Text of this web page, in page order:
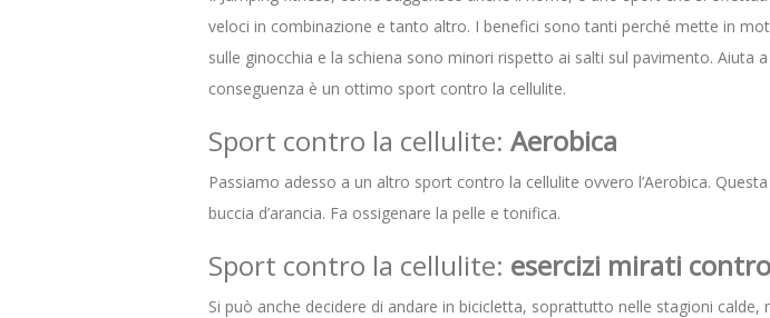
veloci in combinazione e tanto altro. I benefici sono tanti perché mette in
sulle ginocchia e la schiena sono minori rispetto ai salti sul pavimento. Aiuta
conseguenza è un ottimo sport contro la cellulite.
Sport contro la cellulite: Aerobica
Passiamo adesso a un altro sport contro la cellulite ovvero l’Aerobica.
buccia d’arancia. Fa ossigenare la pelle e tonifica.
Sport contro la cellulite: esercizi mirati
Si può anche decidere di andare in bicicletta, soprattutto nelle stagioni